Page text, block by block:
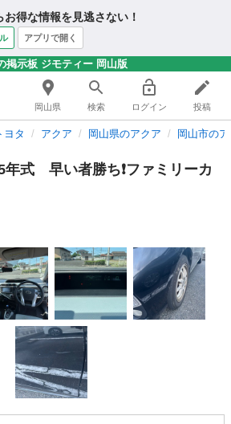
お得な情報を見逃さない！
アプリで開く
掲示板 ジモティー 岡山版
岡山県 検索 ログイン 投稿
ヨタ アクア 岡山県のアクア 岡山市の
式 早い者勝ち❗️ファミリーカ